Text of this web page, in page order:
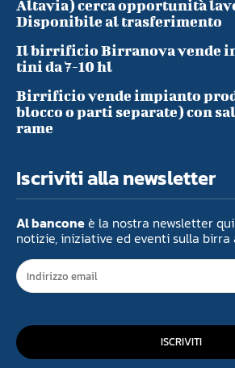
Altavia) cerca opportunità
Disponibile al trasferimento
Il birrificio Birranova vende
tini da 7-10 hl
Birrificio vende impianto
blocco o parti separate) con
rame
Iscriviti alla newsletter
Al banconeè la nostra newsletter
notizie, iniziative ed eventi sulla birra
ISCRIVITI